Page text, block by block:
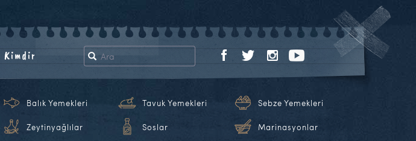
Kimdir
Balık Yemekleri Tavuk Yemekleri Sebze Yemekleri
Zeytinyağlılar Soslar Marinasyonlar